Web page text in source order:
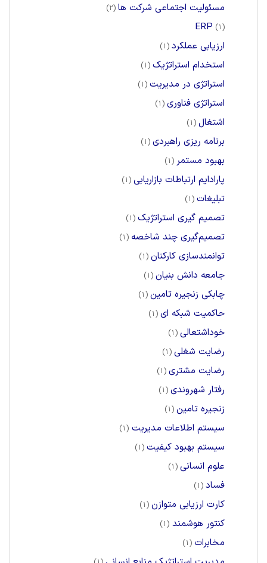
مسئولیت اجتماعی شرکت ها (2)
ERP (1)
ارزیابی عملکرد (1)
استخدام استراتژیک (1)
استراتژی در مدیریت (1)
استراتژی فناوری (1)
اشتغال (1)
برنامه ریزی راهبردی (1)
بهبود مستمر (1)
پارادایم ارتباطات بازاریابی (1)
تبلیغات (1)
تصمیم گیری استراتژیک (1)
تصمیم‌گیری چند شاخصه (1)
توانمندسازی کارکنان (1)
جامعه دانش بنیان (1)
چابکی زنجیره تامین (1)
حاکمیت شبکه ای (1)
خوداشتعالی (1)
رضایت شغلی (1)
رضایت مشتری (1)
رفتار شهروندی (1)
زنجیره تامین (1)
سیستم اطلاعات مدیریت (1)
سیستم بهبود کیفیت (1)
علوم انسانی (1)
فساد (1)
کارت ارزیابی متوازن (1)
کنتور هوشمند (1)
مخابرات (1)